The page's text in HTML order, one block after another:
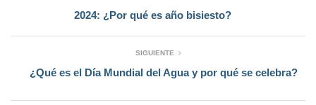
2024: ¿Por qué es año bisiesto?
SIGUIENTE
¿Qué es el Día Mundial del Agua y por qué se celebra?